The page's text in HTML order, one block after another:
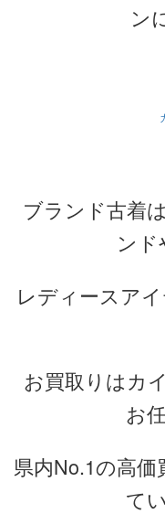
ン
ブランド古着
ン
レディースア
お買取りはカ
お
県内No.1の高
て